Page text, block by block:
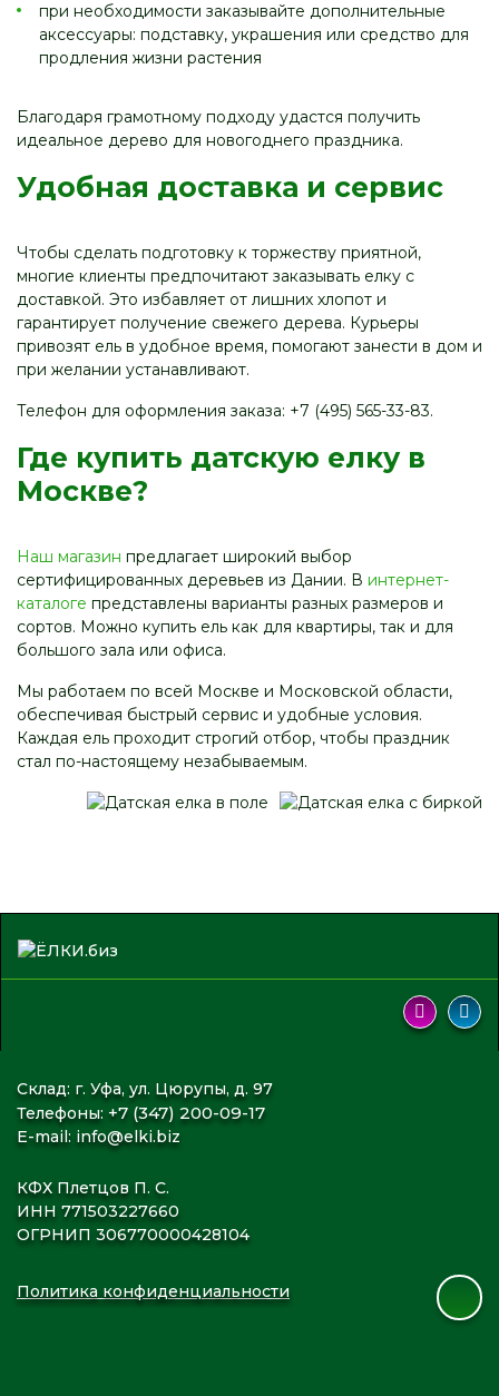
при необходимости заказывайте дополнительные
аксессуары: подставку, украшения или средство для
продления жизни растения
Благодаря грамотному подходу удастся получить
идеальное дерево для новогоднего праздника.
Удобная доставка и сервис
Чтобы сделать подготовку к торжеству приятной,
многие клиенты предпочитают заказывать елку с
доставкой. Это избавляет от лишних хлопот и
гарантирует получение свежего дерева. Курьеры
привозят ель в удобное время, помогают занести в дом и
при желании устанавливают.
Телефон для оформления заказа: +7 (495) 565-33-83.
Где купить датскую елку в
Москве?
Наш магазин предлагает широкий выбор
сертифицированных деревьев из Дании. В интернет-
каталоге представлены варианты разных размеров и
сортов. Можно купить ель как для квартиры, так и для
большого зала или офиса.
Мы работаем по всей Москве и Московской области,
обеспечивая быстрый сервис и удобные условия.
Каждая ель проходит строгий отбор, чтобы праздник
стал по-настоящему незабываемым.
Склад: г. Уфа, ул. Цюрупы, д. 97
Телефоны: +7 (347) 200-09-17
E-mail: info@elki.biz
КФХ Плетцов П. С.
ИНН 771503227660
ОГРНИП 306770000428104
Политика конфиденциальности